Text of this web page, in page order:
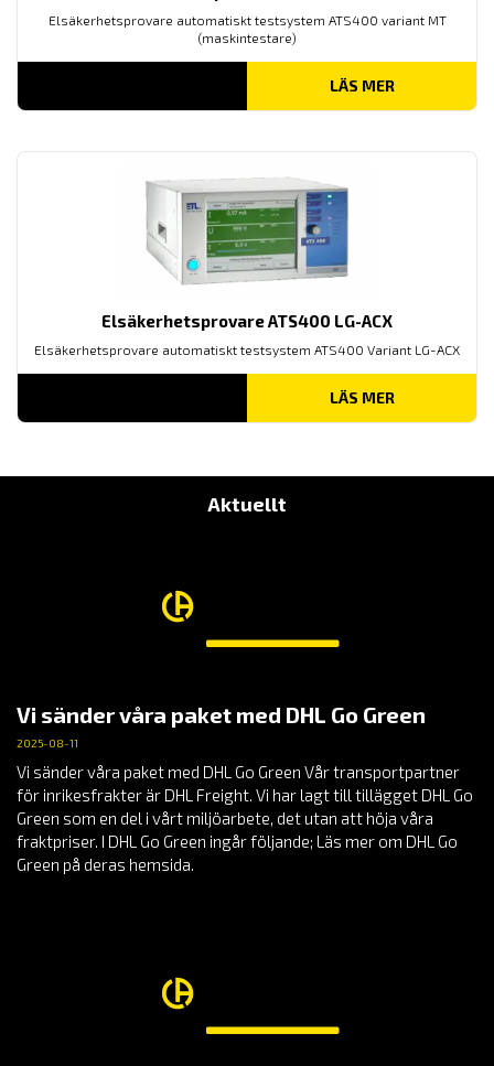
Elsäkerhetsprovare automatiskt testsystem ATS400 variant MT
(maskintestare)
LÄS MER
Elsäkerhetsprovare ATS400 LG-ACX
Elsäkerhetsprovare automatiskt testsystem ATS400 Variant LG-ACX
LÄS MER
Aktuellt
Vi sänder våra paket med DHL Go Green
2025-08-11
Vi sänder våra paket med DHL Go Green Vår transportpartner
för inrikesfrakter är DHL Freight. Vi har lagt till tillägget DHL Go
Green som en del i vårt miljöarbete, det utan att höja våra
fraktpriser. I DHL Go Green ingår följande; Läs mer om DHL Go
Green på deras hemsida.